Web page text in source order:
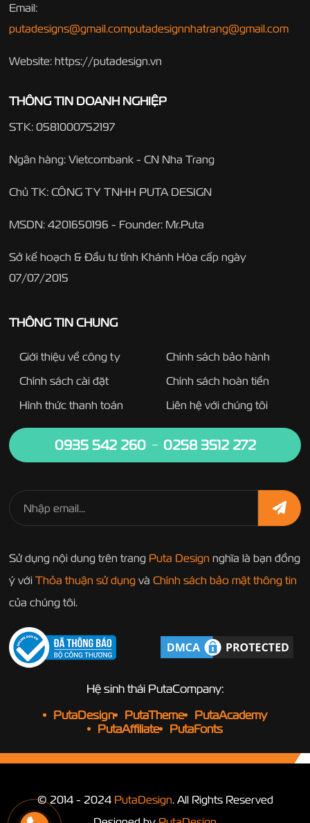
Email:
putadesigns@gmail.computadesignnhatrang@gmail.com
Website: https://putadesign.vn
THÔNG TIN DOANH NGHIỆP
STK: 0581000752197
Ngân hàng: Vietcombank - CN Nha Trang
Chủ TK: CÔNG TY TNHH PUTA DESIGN
MSDN: 4201650196 - Founder: Mr.Puta
Sở kế hoạch & Đầu tư tỉnh Khánh Hòa cấp ngày
07/07/2015
THÔNG TIN CHUNG
Giới thiệu về công ty
Chính sách bảo hành
Chính sách cài đặt
Chính sách hoàn tiền
Hình thức thanh toán
Liên hệ với chúng tôi
0935 542 260 0258 3512 272
Sử dụng nội dung trên trang Puta Design nghĩa là bạn đồng
ý với Thỏa thuận sử dụngvà Chính sách bảo mật thông tin
của chúng tôi.
Hệ sinh thái PutaCompany:
PutaDesign
PutaTheme
PutaAcademy
PutaAffiliate
PutaFonts
© 2014 - 2024 PutaDesign . All Rights Reserved